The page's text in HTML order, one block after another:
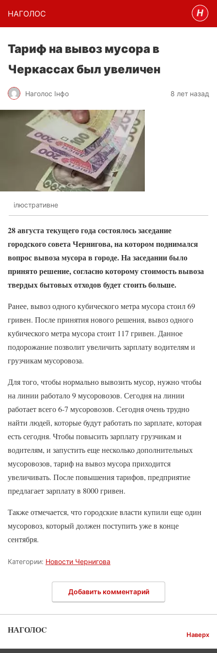
НАГОЛОC
Тариф на вывоз мусора в
Черкассах был увеличен
Наголос Інфо 8 лет назад
ілюстративне
28 августа текущего года состоялось заседание
городского совета Чернигова, на котором поднимался
вопрос вывоза мусора в городе. На заседании было
принято решение, согласно которому стоимость вывоза
твердых бытовых отходов будет стоить больше.
Ранее, вывоз одного кубического метра мусора стоил 69
гривен. После принятия нового решения, вывоз одного
кубического метра мусора стоит 117 гривен. Данное
подорожание позволит увеличить зарплату водителям и
грузчикам мусоровоза.
Для того, чтобы нормально вывозить мусор, нужно чтобы
на линии работало 9 мусоровозов. Сегодня на линии
работает всего 6-7 мусоровозов. Сегодня очень трудно
найти людей, которые будут работать по зарплате, которая
есть сегодня. Чтобы повысить зарплату грузчикам и
водителям, и запустить еще несколько дополнительных
мусоровозов, тариф на вывоз мусора приходится
увеличивать. После повышения тарифов, предприятие
предлагает зарплату в 8000 гривен.
Также отмечается, что городские власти купили еще один
мусоровоз, который должен поступить уже в конце
сентября.
Категории: Новости Чернигова
Добавить комментарий
НАГОЛОC Наверх